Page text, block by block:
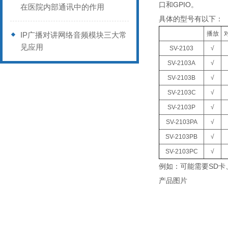
在医院内部通讯中的作用
IP广播对讲网络音频模块三大常
见应用
口和GPIO。
具体的型号有以下：
播放
SV-2103 √
SV-2103A √
SV-2103B √
SV-2103C √
SV-2103P √
SV-2103PA √
SV-2103PB √
SV-2103PC √
例如：可能需要SD
产品图片